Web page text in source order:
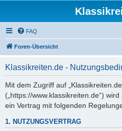
FAQ
Foren-Übersicht
Klassikreiten.de -
Mit dem Zugriff auf
(„https://www.klassikreiten.de“)
ein Vertrag mit folgenden
1. NUTZUNGSVERTRAG